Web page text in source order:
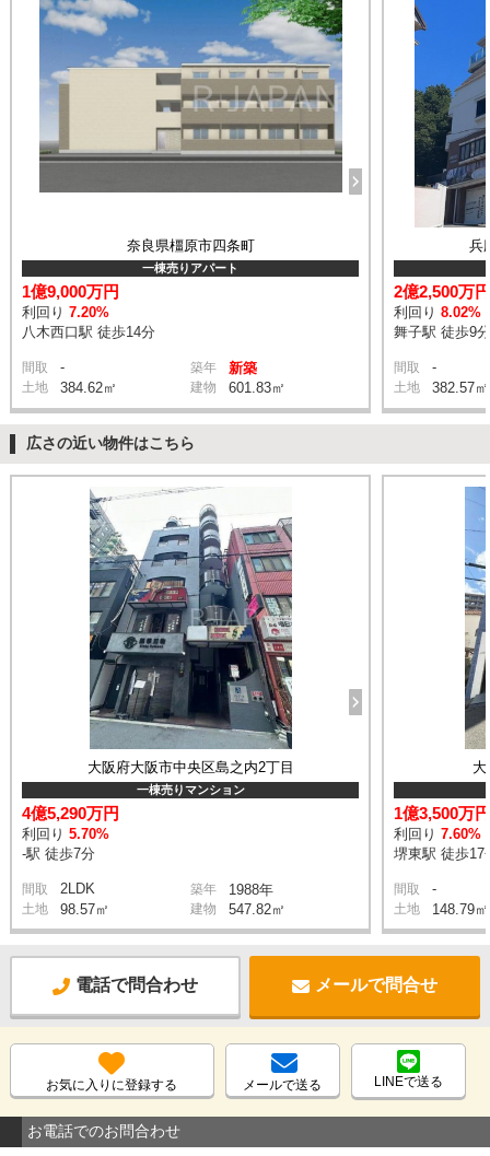
奈良県橿原市四条町
一棟売りアパート
1億9,000万円
利回り7.20%
八木西口駅 徒歩14分
間取 - 築年 新築
土地 384.62㎡ 建物 601.83㎡
兵
2億2,500万円
利回り 8.02%
舞子駅 徒歩9分
間取 -
土地 382.57㎡
広さの近い物件はこちら
大阪府大阪市中央区島之内2丁目
一棟売りマンション
4億5,290万円
利回り5.70%
-駅 徒歩7分
間取 2LDK 築年 1988年
土地 98.57㎡ 建物 547.82㎡
1億3,500万円
利回り 7.60%
堺東駅 徒歩17
間取 -
土地 148.79㎡
電話で問合わせ メールで問合せ
お気に入りに登録する メールで送る LINEで送る
お電話でのお問合わせ